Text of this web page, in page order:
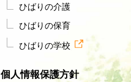
ひばりの介護
ひばりの保育
ひばりの学校
個人情報保護方針